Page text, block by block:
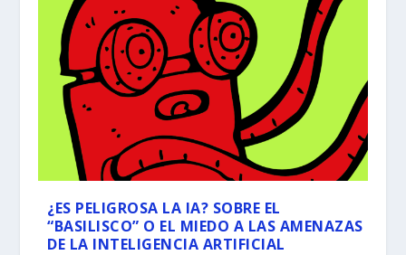
¿ES PELIGROSA LA IA? SOBRE EL
“BASILISCO” O EL MIEDO A LAS AMENAZAS
DE LA INTELIGENCIA ARTIFICIAL